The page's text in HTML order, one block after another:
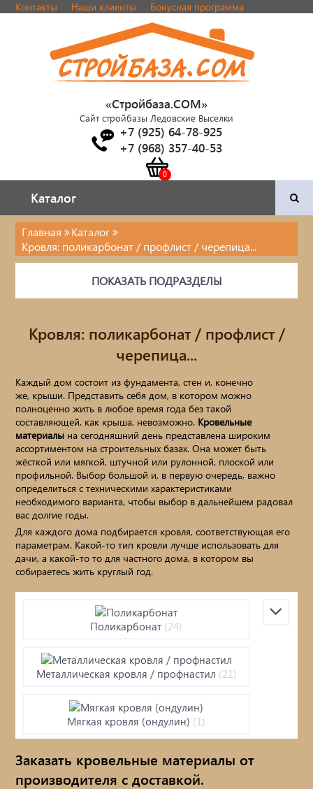
Контакты Наши клиенты Бонусная программа
«Стройбаза.COM»
Сайт стройбазы Ледовские Выселки
+7 (925) 64-78-925
+7 (968) 357-40-53
Каталог
Каталог
Двери и фурнитура
Наша продукция
ПРИРОДНЫЙ КАМЕНЬ
Бетонные кольца / Дренаж /
Асбестцементные изделия
Блоки / Кирпич / Гипсокартон...
Пиломатериалы / фанера / OSB...
Цемент/Клеи/Сухие смеси
Утеплитель
Кровля: поликарбонат / профлист /
Элементы ковки
Лакокрасочные материалы
Электро-бензо инструменты
Ручной инструмент
Главная
Каталог
Кровля: поликарбонат / профлист / черепица...
ПОКАЗАТЬ ПОДРАЗДЕЛЫ
Кровля: поликарбонат / профлист /
черепица...
Каждый дом состоит из фундамента, стен и, конечно
же, крыши. Представить себя дом, в котором можно
полноценно жить в любое время года без такой
составляющей, как крыша, невозможно. Кровельные
материалы на сегодняшний день представлена широким
ассортиментом на строительных базах. Она может быть
жёсткой или мягкой, штучной или рулонной, плоской или
профильной. Выбор большой и, в первую очередь, важно
определиться с техническими характеристиками
необходимого варианта, чтобы выбор в дальнейшем радовал
вас долгие годы.
Для каждого дома подбирается кровля, соответствующая его
параметрам. Какой-то тип кровли лучше использовать для
дачи, а какой-то то для частного дома, в котором вы
собираетесь жить круглый год.
Поликарбонат (24)
Металлическая кровля / профнастил (21)
Мягкая кровля (ондулин) (1)
Черепица
Заказать кровельные материалы от
производителя с доставкой.